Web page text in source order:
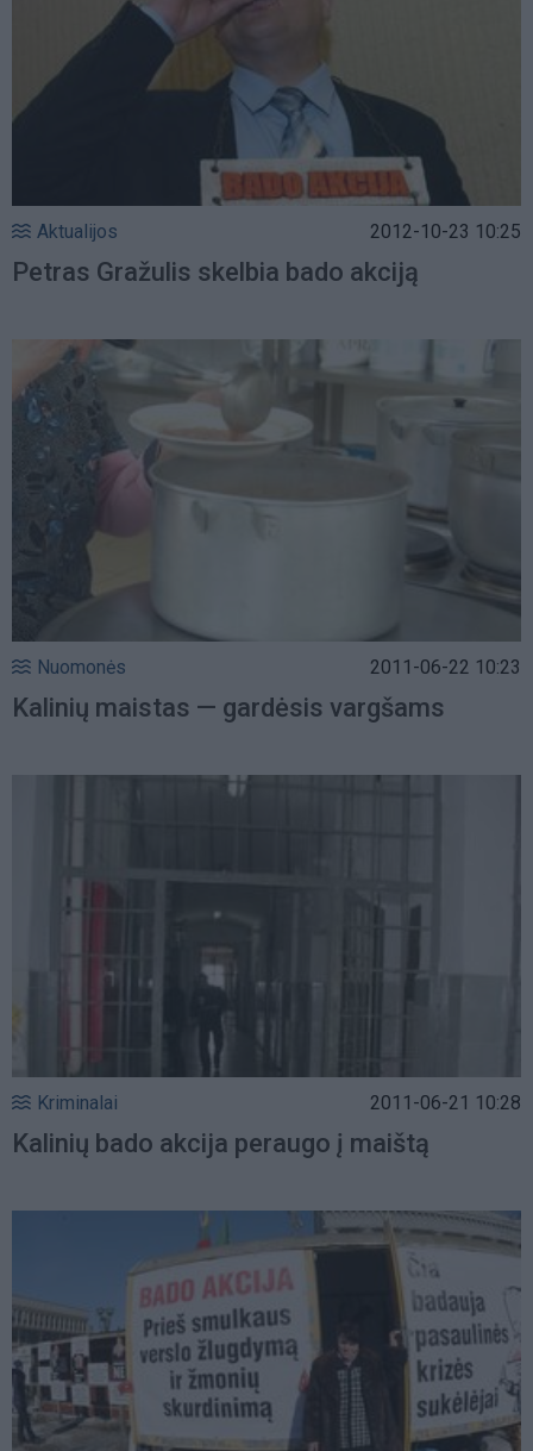
Aktualijos 2012-10-23 10:25
Petras Gražulis skelbia bado akciją
Nuomonės 2011-06-22 10:23
Kalinių maistas — gardėsis vargšams
Kriminalai 2011-06-21 10:28
Kalinių bado akcija peraugo į maištą